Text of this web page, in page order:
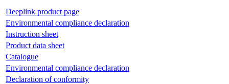
Deeplink product page
Environmental compliance declaration
Instruction sheet
Product data sheet
Catalogue
Environmental compliance declaration
Declaration of conformity